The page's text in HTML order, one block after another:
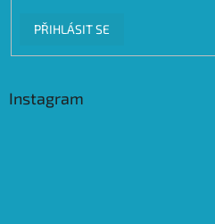
PŘIHLÁSIT SE
Instagram